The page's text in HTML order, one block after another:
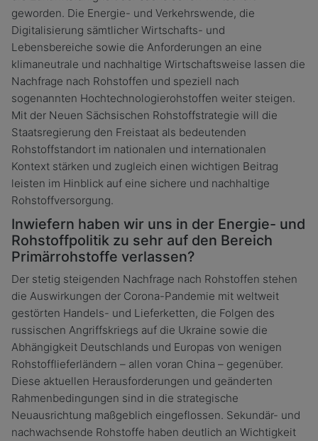
geworden. Die Energie- und Verkehrswende, die
Digitalisierung sämtlicher Wirtschafts- und
Lebensbereiche sowie die Anforderungen an eine
klimaneutrale und nachhaltige Wirtschaftsweise lassen die
Nachfrage nach Rohstoffen und speziell nach
sogenannten Hochtechnologierohstoffen weiter steigen.
Mit der Neuen Sächsischen Rohstoffstrategie will die
Staatsregierung den Freistaat als bedeutenden
Rohstoffstandort im nationalen und internationalen
Kontext stärken und zugleich einen wichtigen Beitrag
leisten im Hinblick auf eine sichere und nachhaltige
Rohstoffversorgung.
Inwiefern haben wir uns in der Energie- und
Rohstoffpolitik zu sehr auf den Bereich
Primärrohstoffe verlassen?
Der stetig steigenden Nachfrage nach Rohstoffen stehen
die Auswirkungen der Corona-Pandemie mit weltweit
gestörten Handels- und Lieferketten, die Folgen des
russischen Angriffskriegs auf die Ukraine sowie die
Abhängigkeit Deutschlands und Europas von wenigen
Rohstofflieferländern – allen voran China – gegenüber.
Diese aktuellen Herausforderungen und geänderten
Rahmenbedingungen sind in die strategische
Neuausrichtung maßgeblich eingeflossen. Sekundär- und
nachwachsende Rohstoffe haben deutlich an Wichtigkeit